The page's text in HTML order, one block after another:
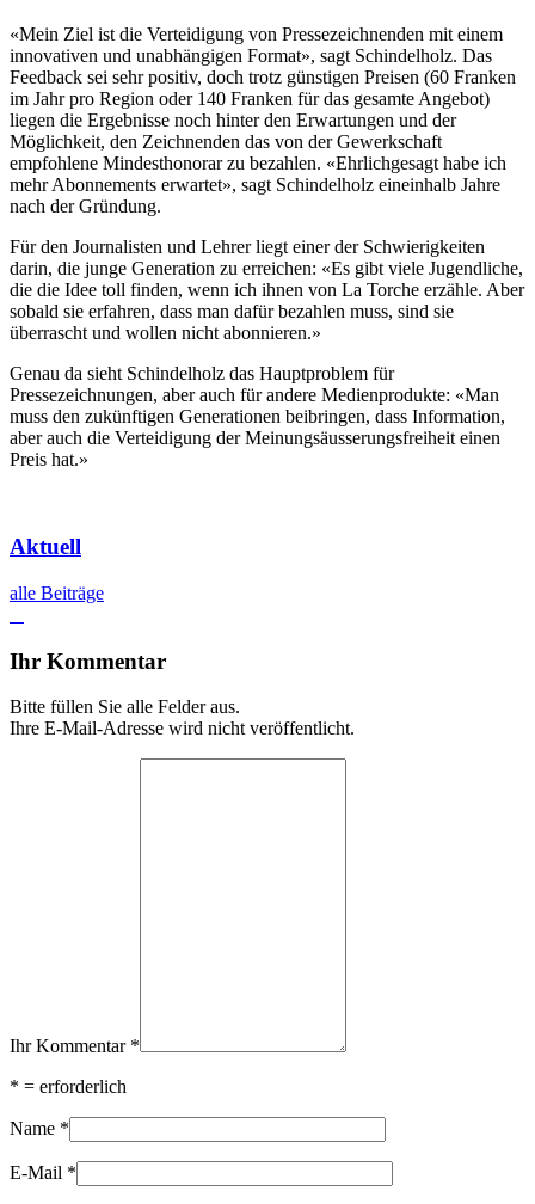
«Mein Ziel ist die Verteidigung von Pressezeichnenden mit einem
innovativen und unabhängigen Format», sagt Schindelholz. Das
Feedback sei sehr positiv, doch trotz günstigen Preisen (60 Franken
im Jahr pro Region oder 140 Franken für das gesamte Angebot)
liegen die Ergebnisse noch hinter den Erwartungen und der
Möglichkeit, den Zeichnenden das von der Gewerkschaft
empfohlene Mindesthonorar zu bezahlen. «Ehrlichgesagt habe ich
mehr Abonnements erwartet», sagt Schindelholz eineinhalb Jahre
nach der Gründung.
Für den Journalisten und Lehrer liegt einer der Schwierigkeiten
darin, die junge Generation zu erreichen: «Es gibt viele Jugendliche,
die die Idee toll finden, wenn ich ihnen von La Torche erzähle. Aber
sobald sie erfahren, dass man dafür bezahlen muss, sind sie
überrascht und wollen nicht abonnieren.»
Genau da sieht Schindelholz das Hauptproblem für
Pressezeichnungen, aber auch für andere Medienprodukte: «Man
muss den zukünftigen Generationen beibringen, dass Information,
aber auch die Verteidigung der Meinungsäusserungsfreiheit einen
Preis hat.»
Aktuell
alle Beiträge
Ihr Kommentar
Bitte füllen Sie alle Felder aus.
Ihre E-Mail-Adresse wird nicht veröffentlicht.
Ihr Kommentar *
* = erforderlich
Name *
E-Mail *